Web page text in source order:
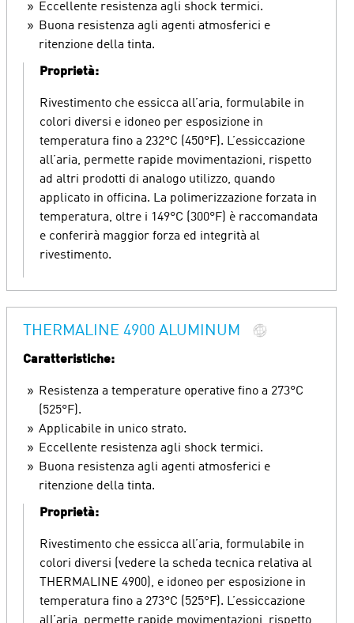
Eccellente resistenza agli shock termici.
Buona resistenza agli agenti atmosferici e
ritenzione della tinta.
Proprietà:
Rivestimento che essicca all’aria, formulabile in
colori diversi e idoneo per esposizione in
temperatura fino a 232°C (450°F). L’essiccazione
all’aria, permette rapide movimentazioni, rispetto
ad altri prodotti di analogo utilizzo, quando
applicato in officina. La polimerizzazione forzata in
temperatura, oltre i 149°C (300°F) è raccomandata
e conferirà maggior forza ed integrità al
rivestimento.
THERMALINE 4900 ALUMINUM
Caratteristiche:
Resistenza a temperature operative fino a 273°C
(525°F).
Applicabile in unico strato.
Eccellente resistenza agli shock termici.
Buona resistenza agli agenti atmosferici e
ritenzione della tinta.
Proprietà:
Rivestimento che essicca all’aria, formulabile in
colori diversi (vedere la scheda tecnica relativa al
THERMALINE 4900), e idoneo per esposizione in
temperatura fino a 273°C (525°F). L’essiccazione